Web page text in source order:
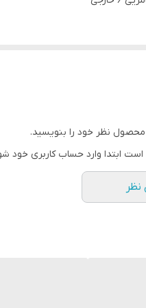
محصول نظر خود را بنویسید.
است ابتدا وارد حساب کاربری خود
نظر